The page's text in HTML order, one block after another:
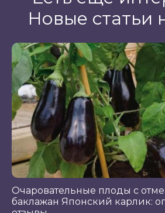
Новые статьи
Очаровательные плоды с
баклажан Японский карлик: